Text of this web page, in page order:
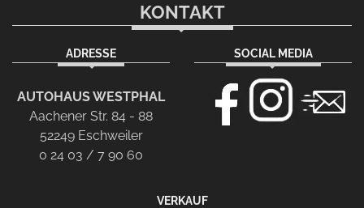
KONTAKT
ADRESSE
AUTOHAUS WESTPHAL
Aachener Str. 84 - 88
52249 Eschweiler
0 24 03 / 7 90 60
SOCIAL MEDIA
VERKAUF